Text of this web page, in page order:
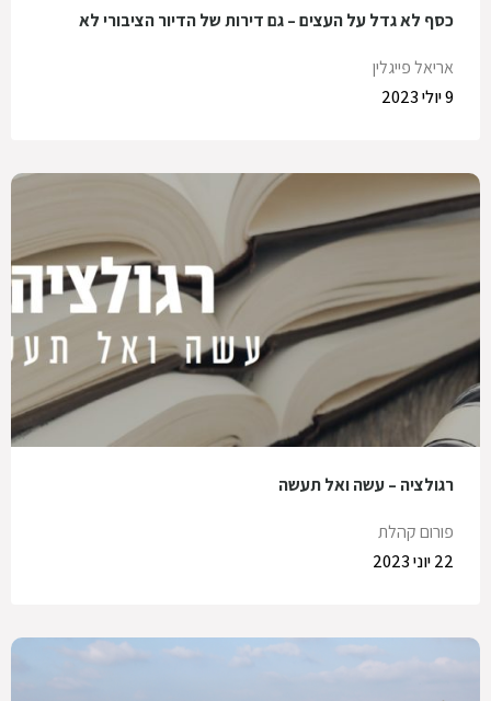
כסף לא גדל על העצים – גם דירות של הדיור הציבורי לא
אריאל פייגלין
9 יולי 2023
רגולציה – עשה ואל תעשה
פורום קהלת
22 יוני 2023